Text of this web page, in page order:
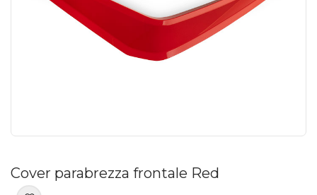
Cover parabrezza frontale Red